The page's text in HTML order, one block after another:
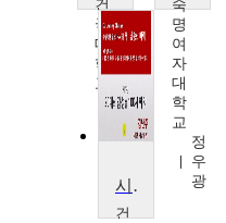
건
국
대
학
교
박
재
영
숙
명
여
자
대
학
교
정
우
광
시의 힘, 낭송의 매력
건